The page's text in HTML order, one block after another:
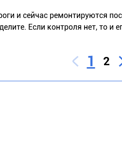
и сейчас ремонтируются
Если контроля нет, то и
1 2